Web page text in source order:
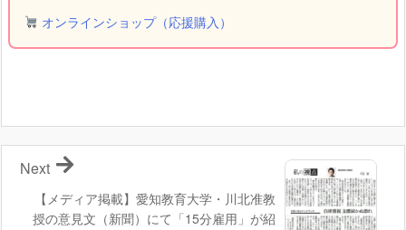
オンラインショップ（応援購入）
【メディア掲載】愛知教育大学・川北准教
授の意見文（新聞）にて「15分雇用」が紹
Next